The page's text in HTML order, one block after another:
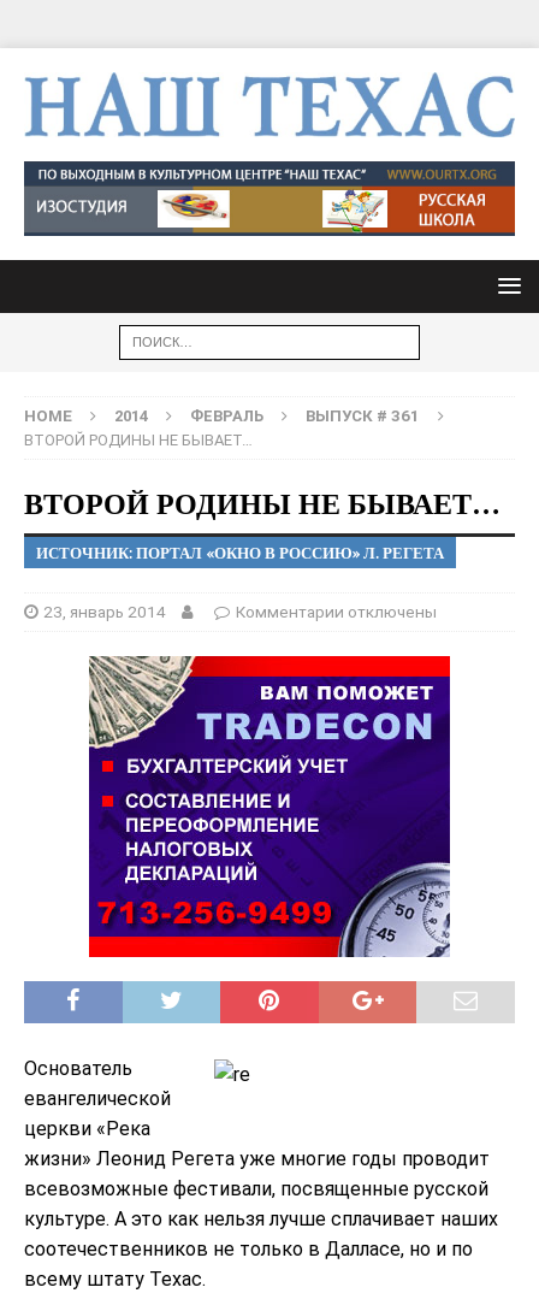
HOME 2014 ФЕВРАЛЬ
ВЫПУСК # 361
ВТОРОЙ РОДИНЫ НЕ БЫВАЕТ…
ВТОРОЙ РОДИНЫ НЕ БЫВАЕТ…
ИСТОЧНИК: ПОРТАЛ «ОКНО В РОССИЮ» Л. РЕГЕТА
23, январь 2014 Комментарии отключены
Основатель
евангелической
церкви «Река
жизни» Леонид Регета уже многие годы проводит
всевозможные фестивали, посвященные русской
культуре. А это как нельзя лучше сплачивает наших
соотечественников не только в Далласе, но и по
всему штату Техас.